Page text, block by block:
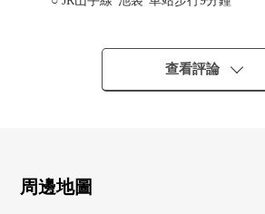
○ 東武東上線"北池袋"車站步行11分鐘
○ 能利用幾個2車站線路
○ 全房間全部翻新濟
查看評論
周邊地圖